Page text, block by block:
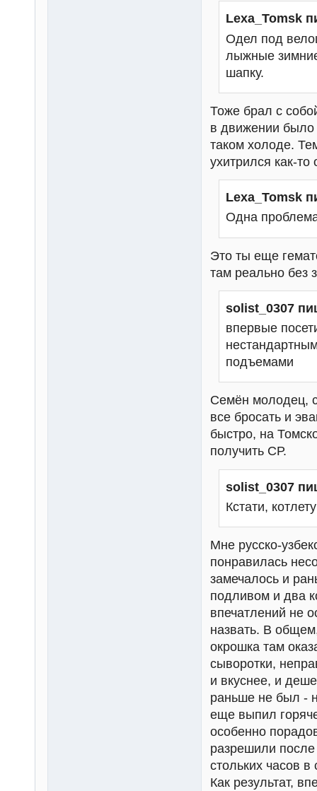
Lexa_Tomsk
Одел под
лыжные
шапку.
Тоже брал с
в движении было
таком холоде.
ухитрился как-то
Lexa_Tomsk
Одна
Это ты еще
там реально без
solist_0307
впервые
подъемами
Семён молодец,
все бросать и
быстро, на
получить СР.
solist_0307
Кстати,
Мне русско-
понравилась
замечалось и
подливом и два
впечатлений не
назвать. В
окрошка там
сыворотки,
и вкуснее, и
раньше не был -
еще выпил
особенно
разрешили после
стольких часов
Как результат,